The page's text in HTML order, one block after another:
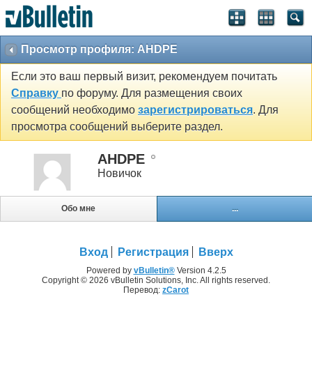
Просмотр профиля: AHDPE
Если это ваш первый визит, рекомендуем почитать
Справку по форуму. Для размещения своих
сообщений необходимо зарегистрироваться. Для
просмотра сообщений выберите раздел.
AHDPE
Новичок
Обо мне ...
Вход Регистрация Вверх
Powered by vBulletin®Version 4.2.5
Copyright © 2026 vBulletin Solutions, Inc. All rights reserved.
Перевод: zCarot